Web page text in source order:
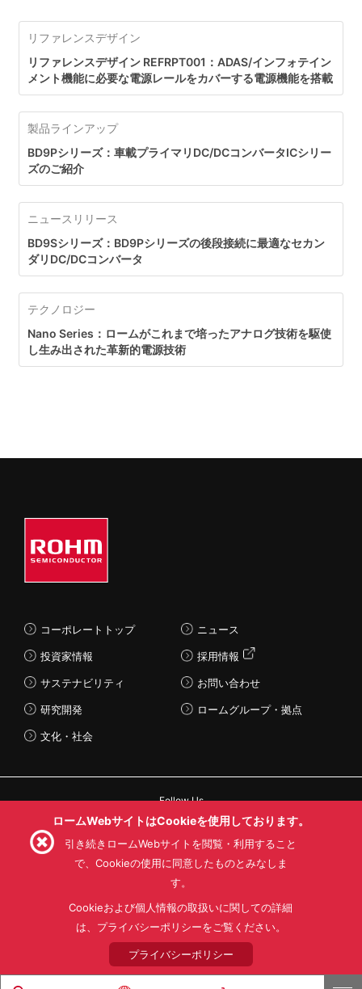
リファレンスデザイン
リファレンスデザイン REFRPT001：ADAS/インフォテイン
メント機能に必要な電源レールをカバーする電源機能を搭載
製品ラインアップ
BD9Pシリーズ：車載プライマリDC/DCコンバータICシリー
ズのご紹介
ニュースリリース
BD9Sシリーズ：BD9Pシリーズの後段接続に最適なセカン
ダリDC/DCコンバータ
テクノロジー
Nano Series：ロームがこれまで培ったアナログ技術を駆使
し生み出された革新的電源技術
コーポレートトップ
投資家情報
サステナビリティ
研究開発
文化・社会
ニュース
採用情報
お問い合わせ
ロームグループ・拠点
Follow Us
利用目的
プライバシーポリシー
サイトマップ
ローム製品の販売に関する標準契約条件書(PDF)
© 1997 - 2026 ROHM CO., LTD. ALL RIGHTS RESERVED.
ロームWebサイトはCookieを使用しております。
引き続きロームWebサイトを閲覧・利用すること
で、Cookieの使用に同意したものとみなしま
す。
Cookieおよび個人情報の取扱いに関しての詳細
は、プライバシーポリシーをご覧ください。
プライバシーポリシー